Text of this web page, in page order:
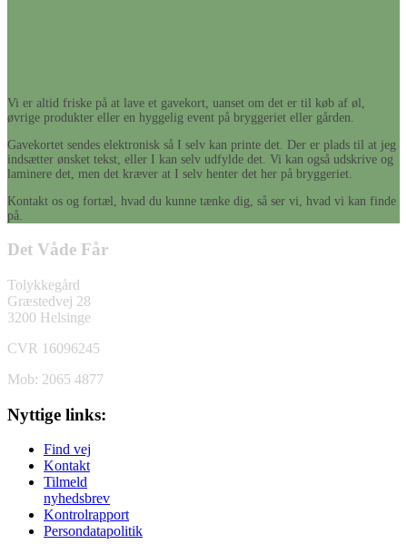
Vi er altid friske på at lave et gavekort, uanset om det er til køb af øl,
øvrige produkter eller en hyggelig event på bryggeriet eller gården.
Gavekortet sendes elektronisk så I selv kan printe det. Der er plads til at jeg
indsætter ønsket tekst, eller I kan selv udfylde det. Vi kan også udskrive og
laminere det, men det kræver at I selv henter det her på bryggeriet.
Kontakt os og fortæl, hvad du kunne tænke dig, så ser vi, hvad vi kan finde
på.
Det Våde Får
Tolykkegård
Græstedvej 28
3200 Helsinge
CVR 16096245
Mob: 2065 4877
Nyttige links:
Find vej
Kontakt
Tilmeld
nyhedsbrev
Kontrolrapport
Persondatapolitik